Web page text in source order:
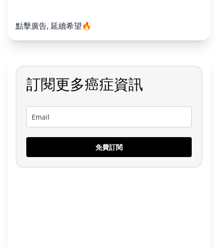
點擊廣告, 延續希望🔥
訂閱更多癌症資訊
免費訂閱